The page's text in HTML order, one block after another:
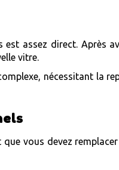
est assez direct. Après
vitre.
nécessitant la
que vous devez